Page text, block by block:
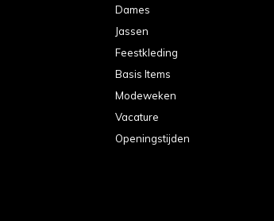
Dames
Jassen
Feestkleding
Basis Items
Modeweken
Vacature
Openingstijden